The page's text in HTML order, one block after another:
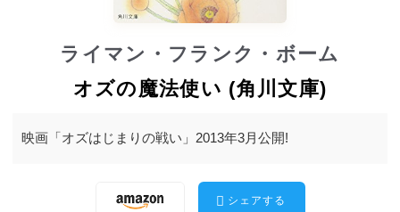
ライマン・フランク・ボーム
オズの魔法使い (角川文庫)
映画「オズはじまりの戦い」2013年3月公開!
シェアする